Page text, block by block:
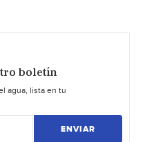
boletín
agua, lista en tu
ENVIAR